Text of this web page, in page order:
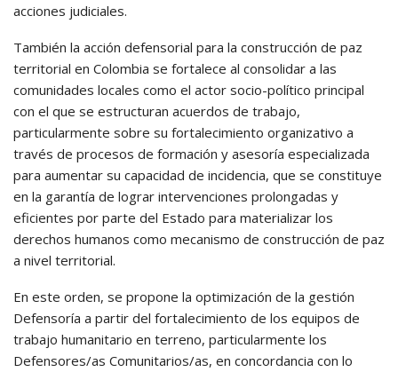
acciones judiciales.
También la acción defensorial para la construcción de paz
territorial en Colombia se fortalece al consolidar a las
comunidades locales como el actor socio-político principal
con el que se estructuran acuerdos de trabajo,
particularmente sobre su fortalecimiento organizativo a
través de procesos de formación y asesoría especializada
para aumentar su capacidad de incidencia, que se constituye
en la garantía de lograr intervenciones prolongadas y
eficientes por parte del Estado para materializar los
derechos humanos como mecanismo de construcción de paz
a nivel territorial.
En este orden, se propone la optimización de la gestión
Defensoría a partir del fortalecimiento de los equipos de
trabajo humanitario en terreno, particularmente los
Defensores/as Comunitarios/as, en concordancia con lo